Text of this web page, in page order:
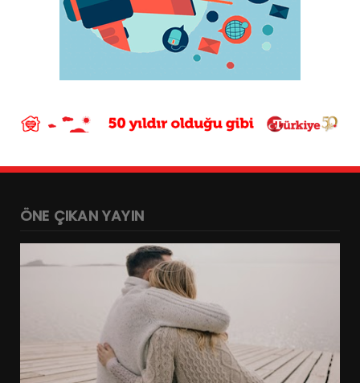
ÖNE ÇIKAN YAYIN